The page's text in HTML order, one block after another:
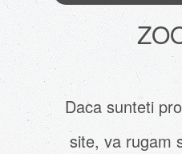
Daca sunteti
site, va rugam